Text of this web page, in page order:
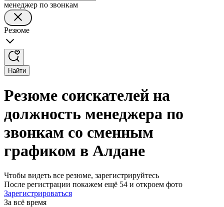
менеджер по звонкам
Резюме
Найти
Резюме соискателей на
должность менеджера по
звонкам со сменным
графиком в Алдане
Чтобы видеть все резюме, зарегистрируйтесь
После регистрации покажем ещё 54 и откроем фото
Зарегистрироваться
За всё время